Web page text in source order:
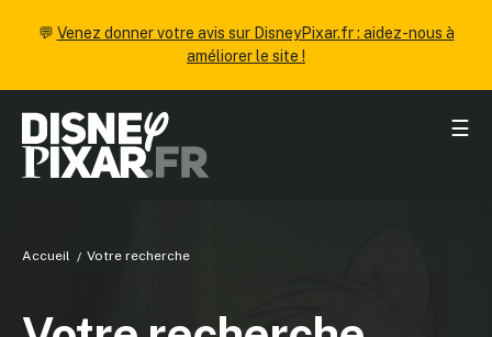
💬 Venez donner votre avis sur DisneyPixar.fr : aidez-nous à
améliorer le site !
☰
Accueil Votre recherche